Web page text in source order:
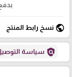
public نسخ رابط المنتج
policy سياسة